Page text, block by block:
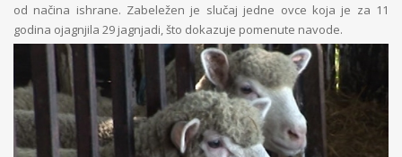
od načina ishrane. Zabeležen je slučaj jedne ovce koja je za 11
godina ojagnjila 29 jagnjadi, što dokazuje pomenute navode.